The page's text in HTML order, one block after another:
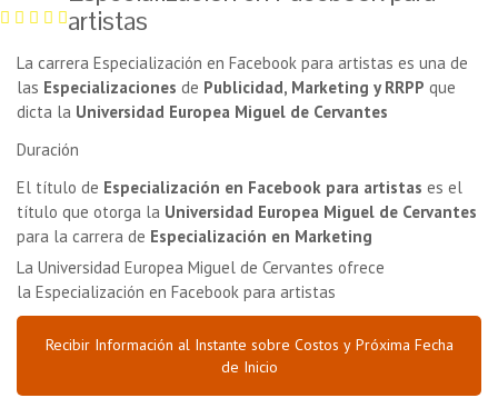
artistas
La carrera Especialización en Facebook para artistas es una de
las Especializaciones de Publicidad, Marketing y RRPP que
dicta la Universidad Europea Miguel de Cervantes
Duración
El título de Especialización en Facebook para artistas es el
título que otorga la Universidad Europea Miguel de Cervantes
para la carrera de Especialización en Marketing
La Universidad Europea Miguel de Cervantes ofrece
la Especialización en Facebook para artistas
Recibir Información al Instante sobre Costos y Próxima Fecha
de Inicio